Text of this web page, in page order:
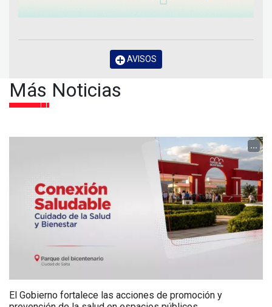
AVISOS
Más Noticias
...
El Gobierno fortalece las acciones de promoción y